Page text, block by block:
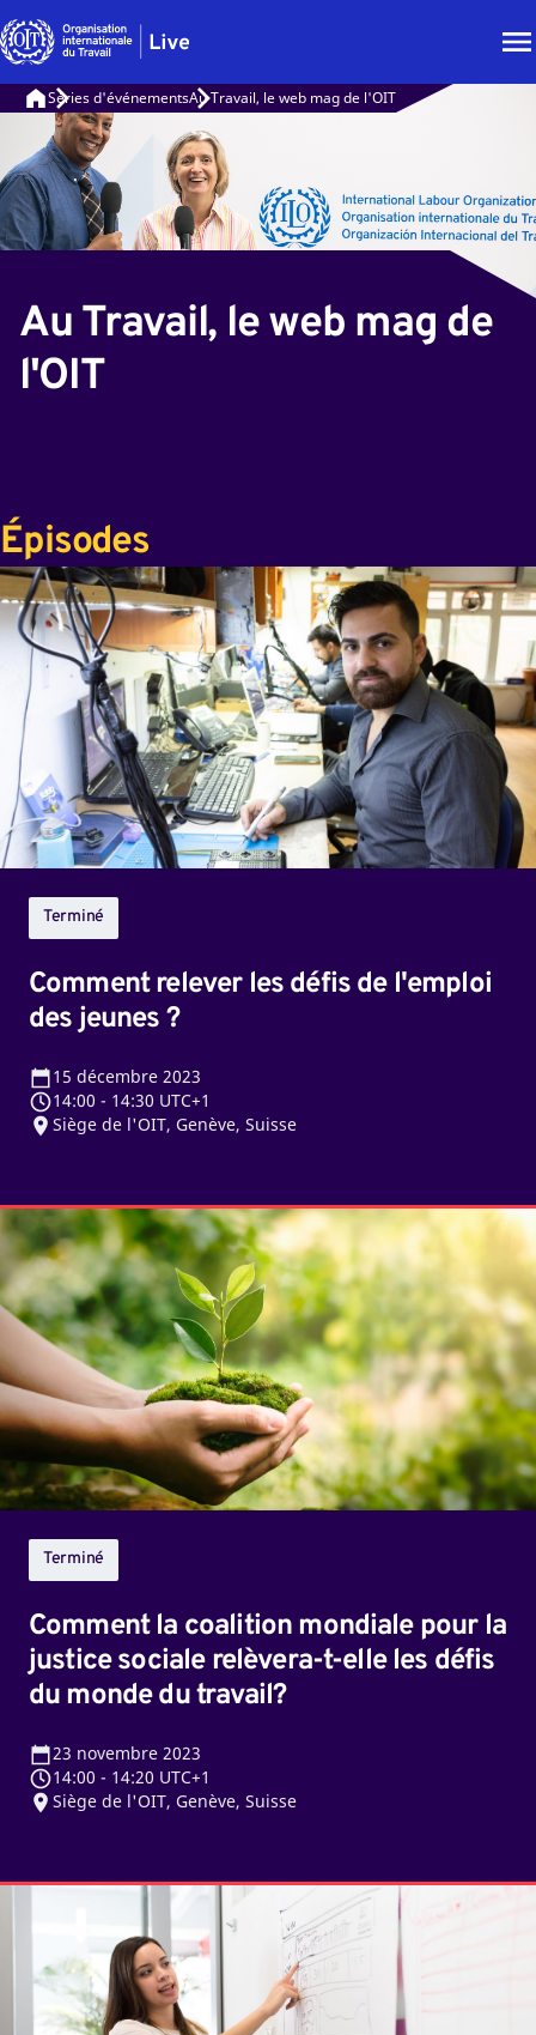
Séries d'événementsAu Travail, le web mag de l'OIT
Au Travail, le web mag de
l'OIT
Épisodes
Comment
relever
les
défis
de
l'emploi
des
jeunes
?
Terminé
Comment relever les défis de l'emploi
des jeunes ?
15 décembre 2023
14:00 - 14:30 UTC+1
Siège de l'OIT, Genève, Suisse
Comment
la
coalition
mondiale
pour
la
justice
sociale
relèvera-
t-
elle
défis
monde
travail?
Terminé
Comment la coalition mondiale pour la
justice sociale relèvera-t-elle les défis
du monde du travail?
23 novembre 2023
14:00 - 14:20 UTC+1
Siège de l'OIT, Genève, Suisse
données
pour